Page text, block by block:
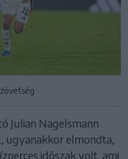
Julian Nagelsmann
ugyanakkor elmondta,
időszak volt, ami